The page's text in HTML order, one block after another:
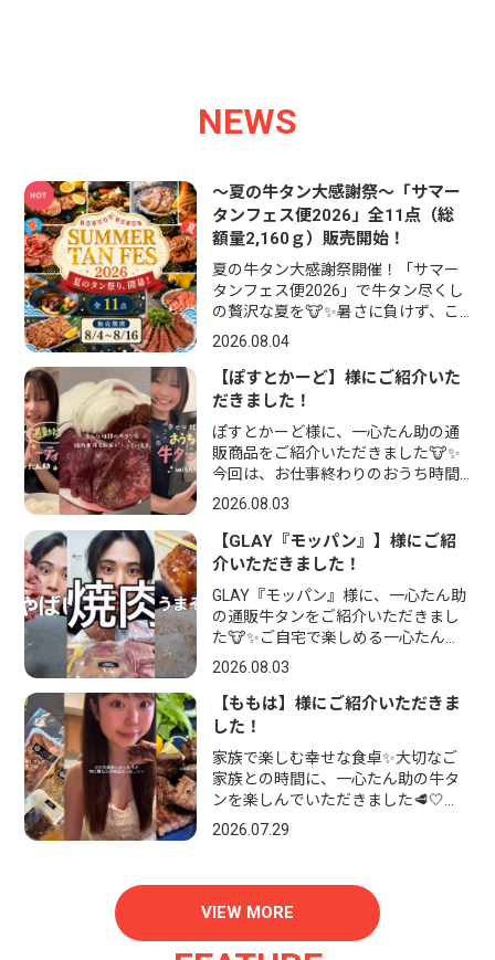
NEWS
～夏の牛タン大感謝祭～「サマー
タンフェス便2026」全11点（総
額量2,160ｇ）販売開始！
夏の牛タン大感謝祭開催！「サマー
タンフェス便2026」で牛タン尽くし
の贅沢な夏を🐮✨暑さに負けず、こ
の夏も頑張るあなたへ。そして、大
心たん助から、牛タン好きが笑顔に
なる...
2026.08.04
【ぽすとかーど】様にご紹介いた
だきました！
ぽすとかーど様に、一心たん助の通
販商品をご紹介いただきました🐮✨
今回は、お仕事終わりのおうち時間
に「牛タンパーティー」を開催🥩💕
ひとり焼肉を楽しんでいただきまし
た😊...
2026.08.03
【GLAY『モッパン』】様にご紹
介いただきました！
GLAY『モッパン』様に、一心たん助
の通販牛タンをご紹介いただきまし
た🐮✨ご自宅で楽しめる一心たん助
の通販牛タンを、豪快なモッパン動
りで食べ応え抜群の牛タンを焼い
て、お...
2026.08.03
【ももは】様にご紹介いただきま
した！
家族で楽しむ幸せな食卓✨大切なご
家族との時間に、一心たん助の牛タ
ンを楽しんでいただきました🥩🤍
「美味しいを沢山頂いた日❤️」と素
ときに...
2026.07.29
VIEW MORE